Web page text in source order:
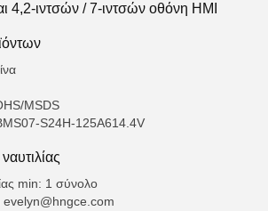
4,2-ιντσών / 7-ιντσών οθόνη HMI
MSDS
S24H-125A614.4V
min: 1 σύνολο
evelyn@hngce.com